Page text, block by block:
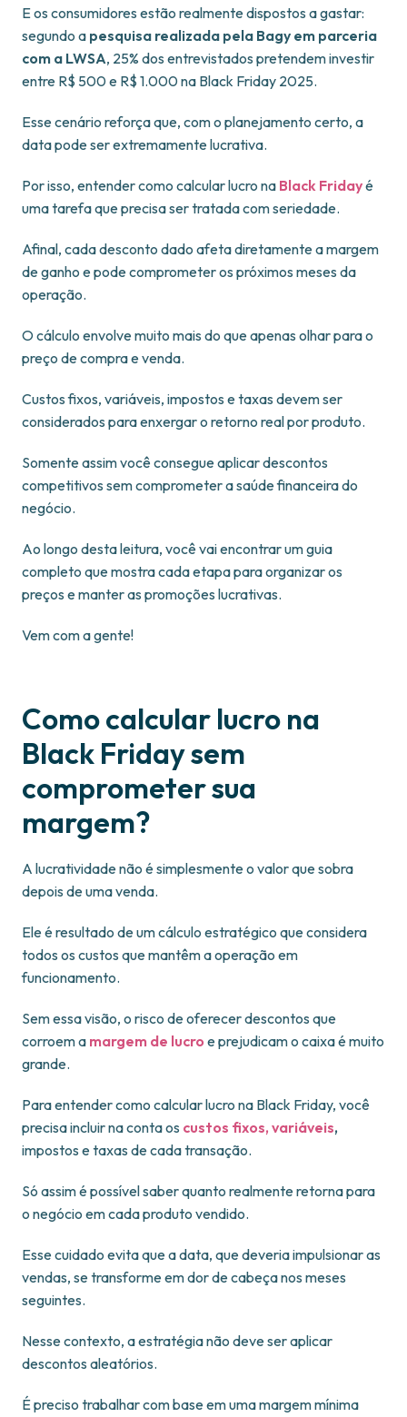
E os consumidores estão realmente dispostos a gastar:
segundo a pesquisa realizada pela Bagy em parceria
com a LWSA, 25% dos entrevistados pretendem investir
entre R$ 500 e R$ 1.000 na Black Friday 2025.
Esse cenário reforça que, com o planejamento certo, a
data pode ser extremamente lucrativa.
Por isso, entender como calcular lucro na Black Fridayé
uma tarefa que precisa ser tratada com seriedade.
Afinal, cada desconto dado afeta diretamente a margem
de ganho e pode comprometer os próximos meses da
operação.
O cálculo envolve muito mais do que apenas olhar para o
preço de compra e venda.
Custos fixos, variáveis, impostos e taxas devem ser
considerados para enxergar o retorno real por produto.
Somente assim você consegue aplicar descontos
competitivos sem comprometer a saúde financeira do
negócio.
Ao longo desta leitura, você vai encontrar um guia
completo que mostra cada etapa para organizar os
preços e manter as promoções lucrativas.
Vem com a gente!
Como calcular lucro na
Black Friday sem
comprometer sua
margem?
A lucratividade não é simplesmente o valor que sobra
depois de uma venda.
Ele é resultado de um cálculo estratégico que considera
todos os custos que mantêm a operação em
funcionamento.
Sem essa visão, o risco de oferecer descontos que
corroem a margem de lucro e prejudicam o caixa é muito
grande.
Para entender como calcular lucro na Black Friday, você
precisa incluir na conta os custos fixos, variáveis,
impostos e taxas de cada transação.
Só assim é possível saber quanto realmente retorna para
o negócio em cada produto vendido.
Esse cuidado evita que a data, que deveria impulsionar as
vendas, se transforme em dor de cabeça nos meses
seguintes.
Nesse contexto, a estratégia não deve ser aplicar
descontos aleatórios.
É preciso trabalhar com base em uma margem mínima